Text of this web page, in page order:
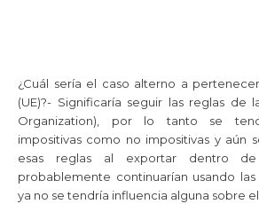
¿Cuál sería el caso alterno a
(UE)?- Significaría seguir las reglas de
Organization), por lo tanto se
impositivas como no impositivas y aún
esas reglas al exportar dentro
probablemente continuarían usando
ya no se tendría influencia alguna sobre